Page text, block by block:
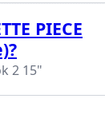
PIECE
2 15"